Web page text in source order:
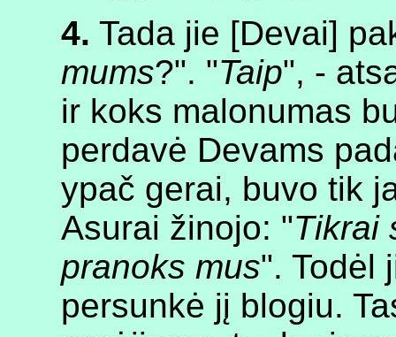
4. Tada jie [Devai]
mums?". "Taip", -
ir koks malonumas
perdavė Devams
ypač gerai, buvo tik
Asurai žinojo: "Tikrai
pranoks mus". Todėl
persunkė jį blogiu.